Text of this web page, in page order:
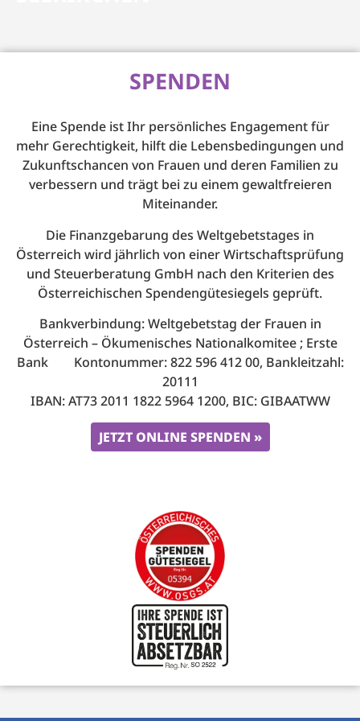
SPENDEN
Eine Spende ist Ihr persönliches Engagement für
mehr Gerechtigkeit, hilft die Lebensbedingungen und
Zukunftschancen von Frauen und deren Familien zu
verbessern und trägt bei zu einem gewaltfreieren
Miteinander.
Die Finanzgebarung des Weltgebetstages in
Österreich wird jährlich von einer Wirtschaftsprüfung
und Steuerberatung GmbH nach den Kriterien des
Österreichischen Spendengütesiegels geprüft.
Bankverbindung: Weltgebetstag der Frauen in
Österreich – Ökumenisches Nationalkomitee ; Erste
Bank Kontonummer: 822 596 412 00, Bankleitzahl:
20111
IBAN: AT73 2011 1822 5964 1200, BIC: GIBAATWW
JETZT ONLINE SPENDEN »